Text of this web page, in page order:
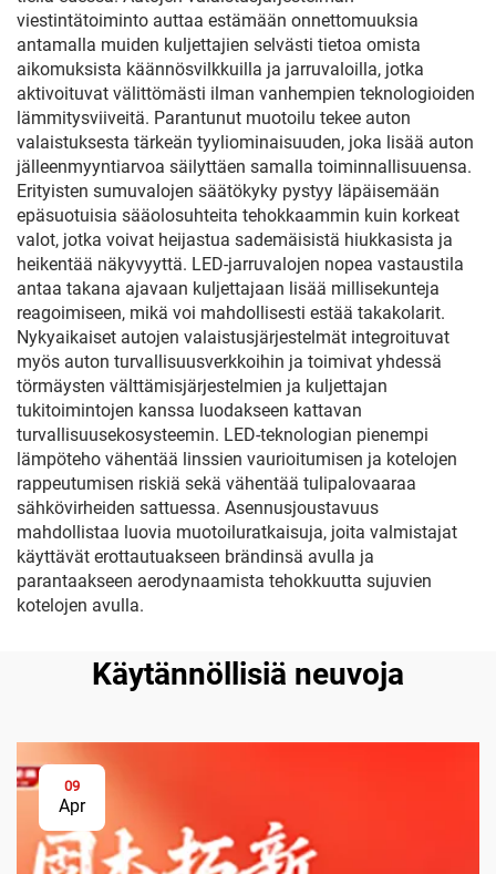
viestintätoiminto auttaa estämään onnettomuuksia
antamalla muiden kuljettajien selvästi tietoa omista
aikomuksista käännösvilkkuilla ja jarruvaloilla, jotka
aktivoituvat välittömästi ilman vanhempien teknologioiden
lämmitysviiveitä. Parantunut muotoilu tekee auton
valaistuksesta tärkeän tyyliominaisuuden, joka lisää auton
jälleenmyyntiarvoa säilyttäen samalla toiminnallisuuensa.
Erityisten sumuvalojen säätökyky pystyy läpäisemään
epäsuotuisia sääolosuhteita tehokkaammin kuin korkeat
valot, jotka voivat heijastua sademäisistä hiukkasista ja
heikentää näkyvyyttä. LED-jarruvalojen nopea vastaustila
antaa takana ajavaan kuljettajaan lisää millisekunteja
reagoimiseen, mikä voi mahdollisesti estää takakolarit.
Nykyaikaiset autojen valaistusjärjestelmät integroituvat
myös auton turvallisuusverkkoihin ja toimivat yhdessä
törmäysten välttämisjärjestelmien ja kuljettajan
tukitoimintojen kanssa luodakseen kattavan
turvallisuusekosysteemin. LED-teknologian pienempi
lämpöteho vähentää linssien vaurioitumisen ja kotelojen
rappeutumisen riskiä sekä vähentää tulipalovaaraa
sähkövirheiden sattuessa. Asennusjoustavuus
mahdollistaa luovia muotoiluratkaisuja, joita valmistajat
käyttävät erottautuakseen brändinsä avulla ja
parantaakseen aerodynaamista tehokkuutta sujuvien
kotelojen avulla.
Käytännöllisiä neuvoja
09
Apr